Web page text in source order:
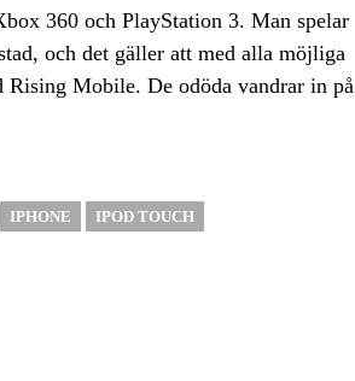
360 och PlayStation 3. Man spelar
och det gäller att med alla möjliga
Mobile. De odöda vandrar in på
IPHONE IPOD TOUCH